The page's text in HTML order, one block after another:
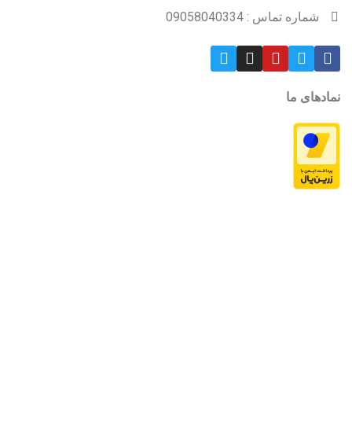
شماره تماس : 09058040334
نمادهای ما